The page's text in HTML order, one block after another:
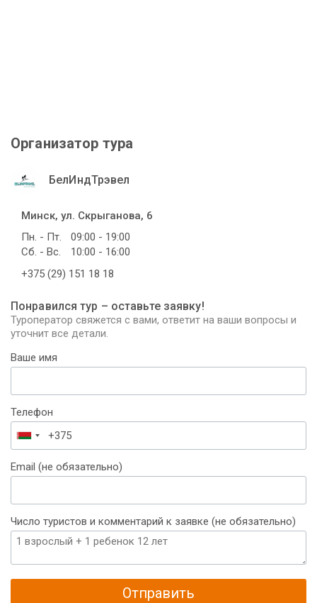
Организатор тура
БелИндТрэвел
Минск, ул. Скрыганова, 6
Пн. - Пт.
09:00 - 19:00
Сб. - Вс.
10:00 - 16:00
+375 (29) 151 18 18
Понравился тур – оставьте заявку!
Туроператор свяжется с вами, ответит на ваши вопросы и
уточнит все детали.
Ваше имя
Телефон
Беларусь
+375
Email (не обязательно)
Число туристов и комментарий к заявке (не обязательно)
Отправить